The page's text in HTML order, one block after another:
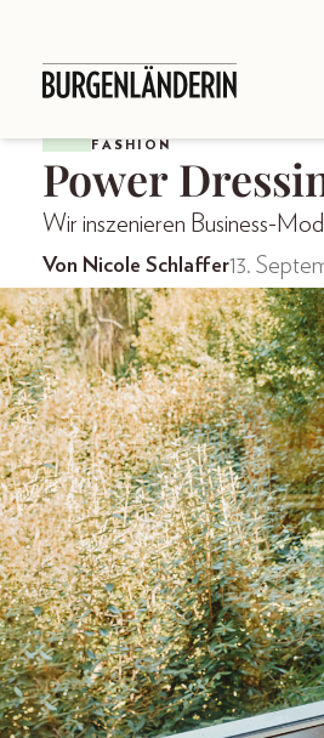
FASHION
Power
Wir inszenieren Business-
Von Nicole Schlaffer13.